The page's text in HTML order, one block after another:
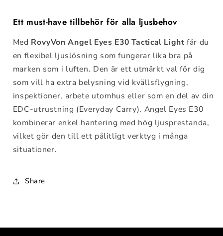
Ett must-have tillbehör för alla ljusbehov
Med RovyVon Angel Eyes E30 Tactical Light får du
en flexibel ljuslösning som fungerar lika bra på
marken som i luften. Den är ett utmärkt val för dig
som vill ha extra belysning vid kvällsflygning,
inspektioner, arbete utomhus eller som en del av din
EDC-utrustning (Everyday Carry). Angel Eyes E30
kombinerar enkel hantering med hög ljusprestanda,
vilket gör den till ett pålitligt verktyg i många
situationer.
Share